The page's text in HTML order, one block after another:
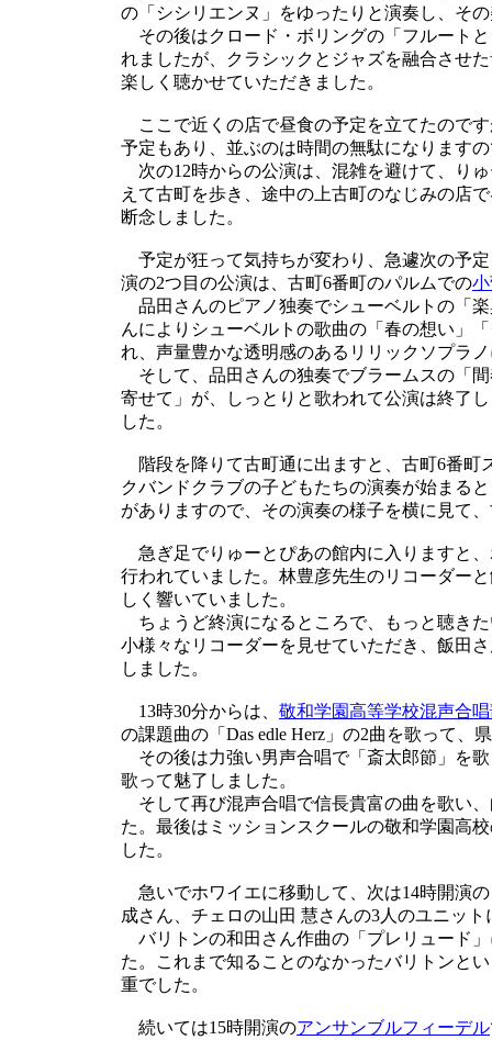
の「シシリエンヌ」をゆったりと演奏し、そ
その後はクロード・ボリングの「フルート
れましたが、クラシックとジャズを融合させ
楽しく聴かせていただきました。
ここで近くの店で昼食の予定を立てたので
予定もあり、並ぶのは時間の無駄になります
次の12時からの公演は、混雑を避けて、り
えて古町を歩き、途中の上古町のなじみの店
断念しました。
予定が狂って気持ちが変わり、急遽次の予
演の2つ目の公演は、古町6番町のパルムでの
品田さんのピアノ独奏でシューベルトの「
んによりシューベルトの歌曲の「春の想い」
れ、声量豊かな透明感のあるリリックソプラ
そして、品田さんの独奏でブラームスの「
寄せて」が、しっとりと歌われて公演は終了
した。
階段を降りて古町通に出ますと、古町6番町
クバンドクラブの子どもたちの演奏が始まる
がありますので、その演奏の様子を横に見て
急ぎ足でりゅーとぴあの館内に入りますと
行われていました。林豊彦先生のリコーダー
しく響いていました。
ちょうど終演になるところで、もっと聴き
小様々なリコーダーを見せていただき、飯田
しました。
13時30分からは、 敬和学園高等学校混声合
の課題曲の「Das edle Herz」の2曲を歌って、
その後は力強い男声合唱で「斎太郎節」を
歌って魅了しました。
そして再び混声合唱で信長貴富の曲を歌い
た。最後はミッションスクールの敬和学園高
した。
急いでホワイエに移動して、次は14時開演
成さん、チェロの山田 慧さんの3人のユニッ
バリトンの和田さん作曲の「プレリュード
た。これまで知ることのなかったバリトンと
重でした。
続いては15時開演のアンサンブルフィーデル